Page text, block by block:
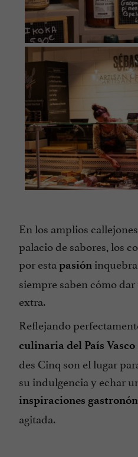
En los amplios
palacio de sabores, los
por esta pasión
siempre saben cómo
extra.
Reflejando
culinaria del País Vasco
des Cinq son el lugar
su indulgencia y echar
inspiraciones
agitada.